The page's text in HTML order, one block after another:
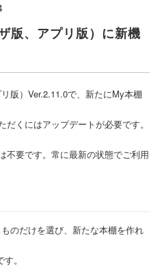
版、アプリ版）に新機
版）Ver.2.11.0で、新たにMy本棚
くにはアップデートが必要です。
不要です。常に最新の状態でご利用
のだけを選び、新たな本棚を作れ
。